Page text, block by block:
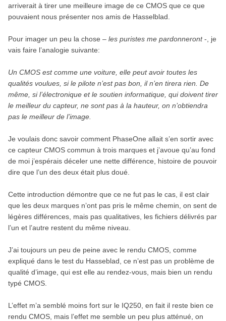
arriverait à tirer une meilleure image de ce CMOS que ce que
pouvaient nous présenter nos amis de Hasselblad.
Pour imager un peu la chose – les puristes me pardonneront-, je
vais faire l’analogie suivante:
Un CMOS est comme une voiture, elle peut avoir toutes les
qualités voulues, si le pilote n’est pas bon, il n’en tirera rien. De
même, si l’électronique et le soutien informatique, qui doivent tirer
le meilleur du capteur, ne sont pas à la hauteur, on n’obtiendra
pas le meilleur de l’image.
Je voulais donc savoir comment PhaseOne allait s’en sortir avec
ce capteur CMOS commun à trois marques et j’avoue qu’au fond
de moi j’espérais déceler une nette différence, histoire de pouvoir
dire que l’un des deux était plus doué.
Cette introduction démontre que ce ne fut pas le cas, il est clair
que les deux marques n’ont pas pris le même chemin, on sent de
légères différences, mais pas qualitatives, les fichiers délivrés par
l’un et l’autre restent du même niveau.
J’ai toujours un peu de peine avec le rendu CMOS, comme
expliqué dans le test du Hasseblad, ce n’est pas un problème de
qualité d’image, qui est elle au rendez-vous, mais bien un rendu
typé CMOS.
L’effet m’a semblé moins fort sur le IQ250, en fait il reste bien ce
rendu CMOS, mais l’effet me semble un peu plus atténué, on